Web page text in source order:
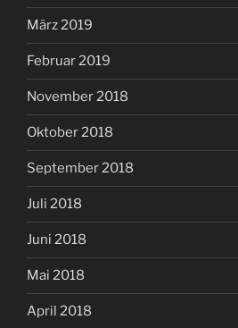
März 2019
Februar 2019
November 2018
Oktober 2018
September 2018
Juli 2018
Juni 2018
Mai 2018
April 2018